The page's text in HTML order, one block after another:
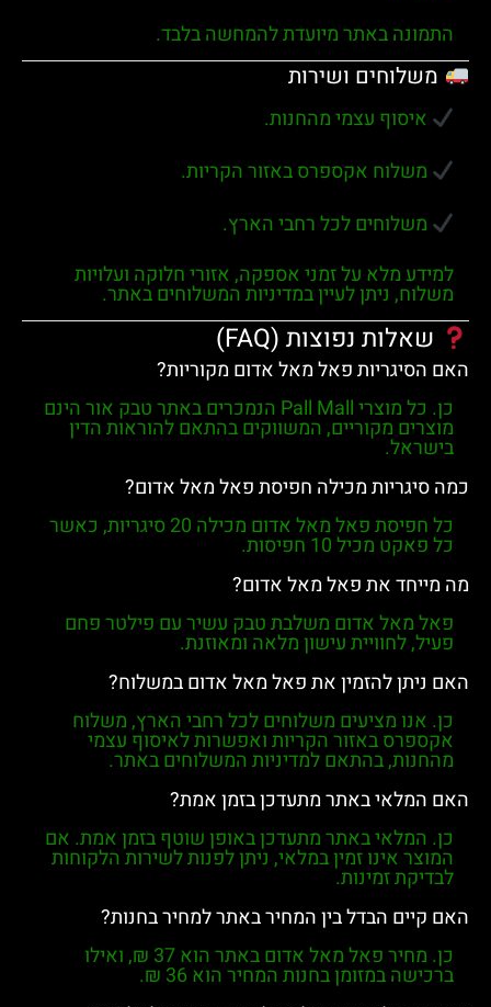
התמונה באתר מיועדת להמחשה בלבד.
משלוחים ושירות
איסוף עצמי מהחנות.
משלוח אקספרס באזור הקריות.
משלוחים לכל רחבי הארץ.
למידע מלא על זמני אספקה, אזורי חלוקה ועלויות
משלוח, ניתן לעיין במדיניות המשלוחים באתר.
שאלות נפוצות (FAQ)
האם הסיגריות פאל מאל אדום מקוריות?
כן. כל מוצריPall Mallהנמכרים באתרטבק אורהינם
מוצרים מקוריים, המשווקים בהתאם להוראות הדין
בישראל.
כמה סיגריות מכילה חפיסת פאל מאל אדום?
כל חפיסתפאל מאל אדוםמכילה20 סיגריות , כאשר
כל פאקט מכיל10 חפיסות
.
מה מייחד את פאל מאל אדום?
פאל מאל אדוםמשלבתטבק עשירעםפילטר פחם
פעיל, לחוויית עישון מלאה ומאוזנת.
האם ניתן להזמין את פאל מאל אדום במשלוח?
כן. אנו מציעים משלוחים לכל רחבי הארץ, משלוח
אקספרס באזור הקריות ואפשרות לאיסוף עצמי
מהחנות, בהתאם למדיניות המשלוחים באתר.
האם המלאי באתר מתעדכן בזמן אמת?
כן. המלאי באתר מתעדכן באופן שוטף בזמן אמת. אם
המוצר אינו זמין במלאי, ניתן לפנות לשירות הלקוחות
לבדיקת זמינות.
האם קיים הבדל בין המחיר באתר למחיר בחנות?
כן. מחירפאל מאל אדוםבאתר הוא37 ₪ , ואילו
ברכישה במזומן בחנות המחיר הוא36 ₪
.